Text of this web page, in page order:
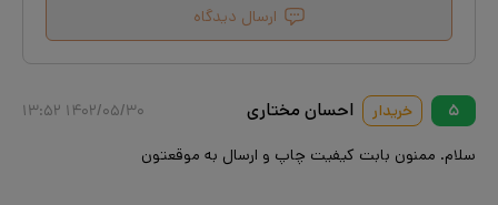
ارسال دیدگاه
۵ خریدار احسان مختاری
۱۴۰۲/۰۵/۳۰ ۱۳:۵۲
سلام. ممنون بابت کیفیت چاپ و ارسال به موقعتون